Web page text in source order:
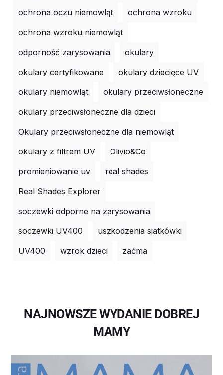
ochrona oczu niemowląt
ochrona wzroku
ochrona wzroku niemowląt
odporność zarysowania
okulary
okulary certyfikowane
okulary dziecięce UV
okulary niemowląt
okulary przeciwsłoneczne
okulary przeciwsłoneczne dla dzieci
Okulary przeciwsłoneczne dla niemowląt
okulary z filtrem UV
Olivio&Co
promieniowanie uv
real shades
Real Shades Explorer
soczewki odporne na zarysowania
soczewki UV400
uszkodzenia siatkówki
UV400
wzrok dzieci zaćma
NAJNOWSZE WYDANIE DOBREJ
MAMY